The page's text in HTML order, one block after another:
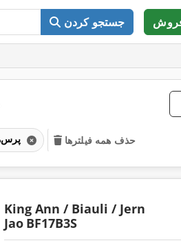
جستجو کردن
پرس‌های فراوری سیم حذف همه فیلترها
King Ann / Biauli / Jern
Jao BF17B3S